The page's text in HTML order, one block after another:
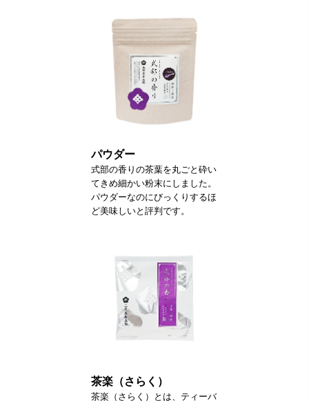
パウダー
式部の香りの茶葉を丸ごと砕い
てきめ細かい粉末にしました。
パウダーなのにびっくりするほ
ど美味しいと評判です。
茶楽（さらく）
茶楽（さらく）とは、ティーバ